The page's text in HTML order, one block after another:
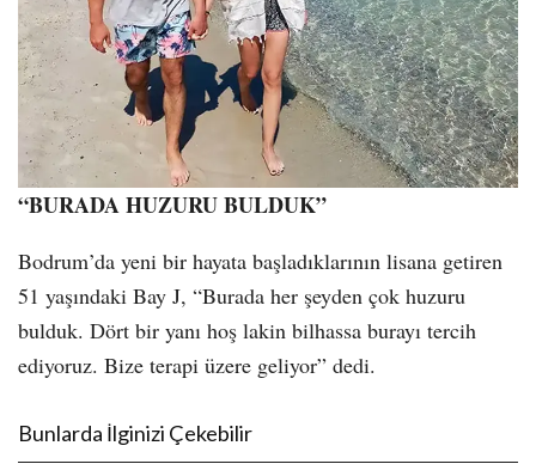
“BURADA HUZURU BULDUK”
Bodrum’da yeni bir hayata başladıklarının lisana getiren
51 yaşındaki Bay J, “Burada her şeyden çok huzuru
bulduk. Dört bir yanı hoş lakin bilhassa burayı tercih
ediyoruz. Bize terapi üzere geliyor” dedi.
Bunlarda İlginizi Çekebilir